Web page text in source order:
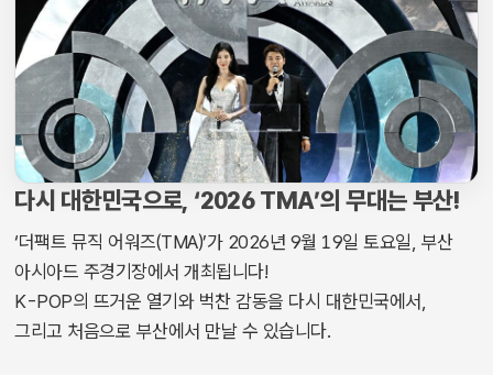
다시 대한민국으로, ‘2026 TMA’의 무대는 부산!
‘더팩트 뮤직 어워즈(TMA)’가 2026년 9월 19일 토요일, 부산
아시아드 주경기장에서 개최됩니다!
K-POP의 뜨거운 열기와 벅찬 감동을 다시 대한민국에서,
그리고 처음으로 부산에서 만날 수 있습니다.